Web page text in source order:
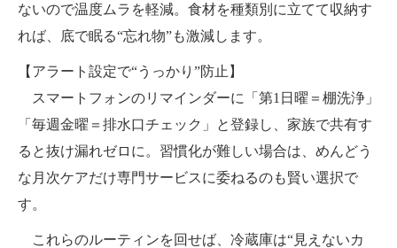
ないので温度ムラを軽減。食材を種類別に立てて収納す
れば、底で眠る“忘れ物”も激減します。
【アラート設定で“うっかり”防止】
スマートフォンのリマインダーに「第1日曜＝棚洗浄」
「毎週金曜＝排水口チェック」と登録し、家族で共有す
ると抜け漏れゼロに。習慣化が難しい場合は、めんどう
な月次ケアだけ専門サービスに委ねるのも賢い選択で
す。
これらのルーティンを回せば、冷蔵庫は“見えないカ